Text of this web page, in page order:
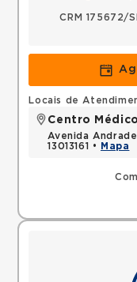
CRM 175672/
Locais de
Centro
Avenida
13013161 •
Mapa